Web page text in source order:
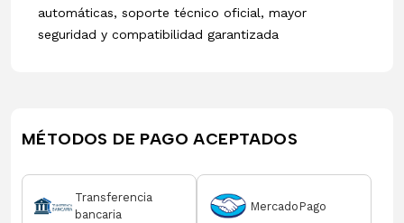
automáticas, soporte técnico oficial, mayor
seguridad y compatibilidad garantizada
MÉTODOS DE PAGO ACEPTADOS
Transferencia
bancaria
MercadoPago